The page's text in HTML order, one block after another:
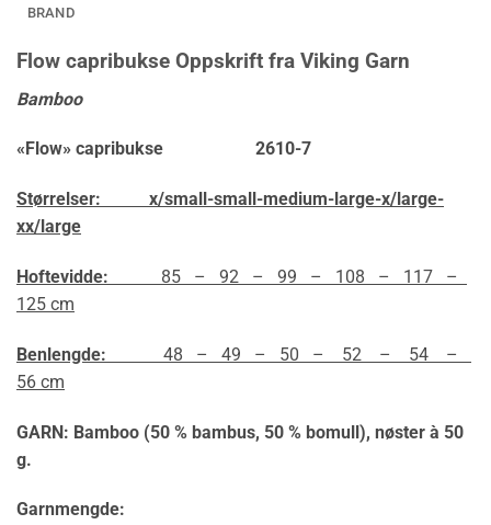
BRAND
Flow capribukse Oppskrift fra Viking Garn
Bamboo
«Flow» capribukse 2610-7
Størrelser:
x/small-small-medium-large-x/large-
xx/large
Hoftevidde: 85 – 92 – 99 – 108 – 117 –
125 cm
Benlengde: 48 – 49 – 50 – 52 – 54 –
56 cm
GARN: Bamboo (50 % bambus, 50 % bomull), nøster à 50
g.
Garnmengde: